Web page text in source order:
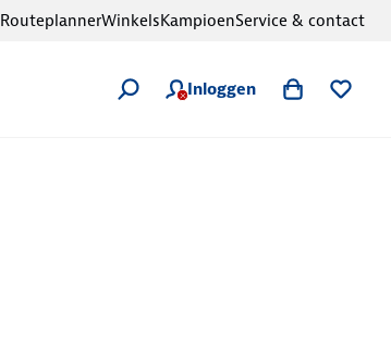
Inloggen
RouteplannerWinkelsKampioenService & contact